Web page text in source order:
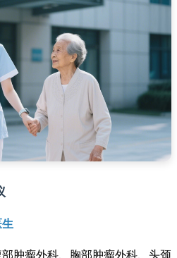
肿瘤外科、胸部肿瘤外科、头颈